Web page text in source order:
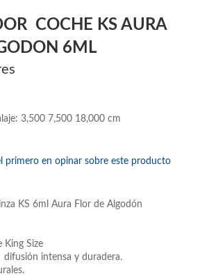
COCHE KS AURA
6ML
Dimensiones del embalaje: 3,500 7,500 18,000 cm
primero en opinar sobre este producto
KS 6ml Aura Flor de Algodón
King Size
intensa y duradera.